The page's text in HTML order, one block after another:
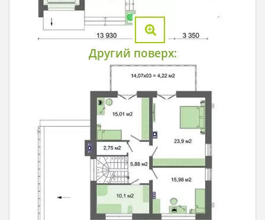
Другий поверх: